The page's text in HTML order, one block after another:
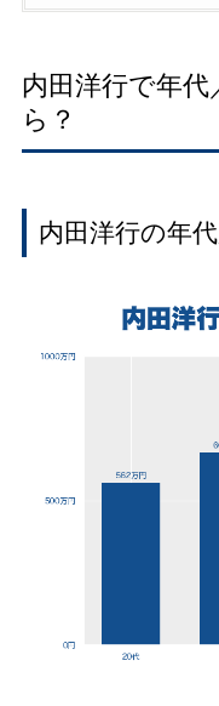
内田洋行で年代
ら？
内田洋行の年